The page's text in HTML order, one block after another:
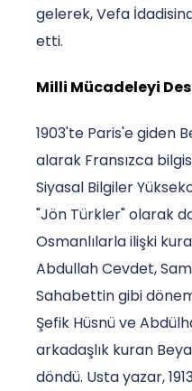
gelerek, Vefa
etti.
Milli Mücadeleyi
1903'te Paris'e giden
alarak Fransızca
Siyasal Bilgiler
"Jön Türkler" olarak
Osmanlılarla ilişki
Abdullah Cevdet,
Sahabettin gibi
Şefik Hüsnü ve
arkadaşlık kuran
döndü. Usta yazar,